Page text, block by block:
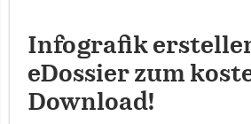
Infografik
eDossier zum
Download!